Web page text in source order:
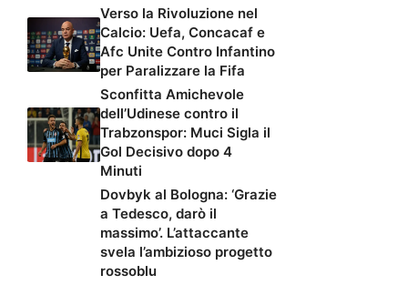
Verso la Rivoluzione nel
Calcio: Uefa, Concacaf e
Afc Unite Contro Infantino
per Paralizzare la Fifa
Sconfitta Amichevole
dell’Udinese contro il
Trabzonspor: Muci Sigla il
Gol Decisivo dopo 4
Minuti
Dovbyk al Bologna: ‘Grazie
a Tedesco, darò il
massimo’. L’attaccante
svela l’ambizioso progetto
rossoblu